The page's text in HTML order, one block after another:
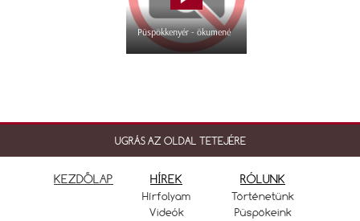
Püspökkenyér - ökumené
UGRÁS AZ OLDAL TETEJÉRE
KEZDŐLAP HÍREK
Hírfolyam
Videók
RÓLUNK
Történetünk
Püspökeink